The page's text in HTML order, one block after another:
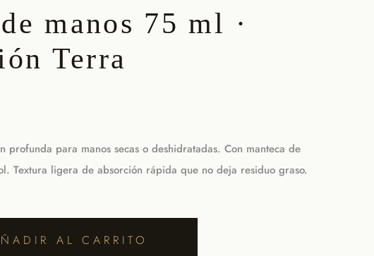
manos 75 ml ·
Terra
profunda para manos secas o deshidratadas. Con manteca de
Textura ligera de absorción rápida que no deja residuo graso.
AL CARRITO